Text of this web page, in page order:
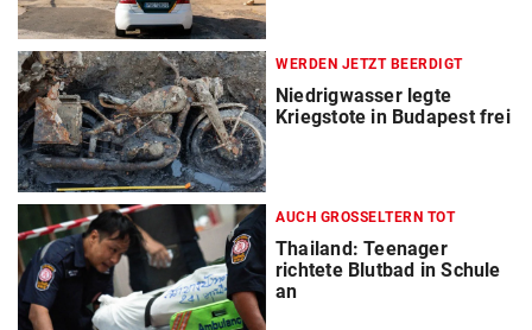
WERDEN JETZT BEERDIGT
Niedrigwasser legte
Kriegstote in Budapest frei
AUCH GROSSELTERN TOT
Thailand: Teenager
richtete Blutbad in Schule
an